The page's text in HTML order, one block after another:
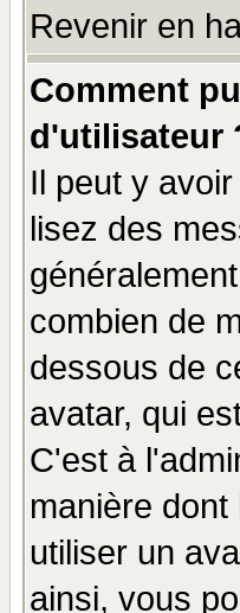
Revenir en
Comment
d'utilisateur
Il peut y
lisez des
combien de
dessous de
avatar, qui
C'est à
manière
utiliser un
ainsi, vous